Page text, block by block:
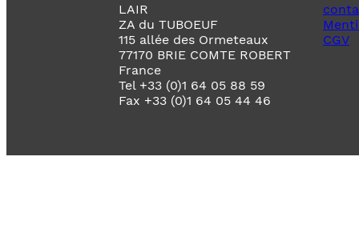
LAIR
ZA du TUBOEUF
115 allée des Ormeteaux
77170 BRIE COMTE ROBERT
France
Tel +33 (0)1 64 05 88 59
Fax +33 (0)1 64 05 44 46
CGV